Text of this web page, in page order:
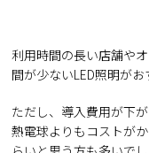
利用時間の長い店舗や
間が少ないLED照明がお
ただし、導入費用が下
熱電球よりもコストが